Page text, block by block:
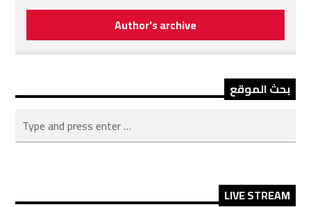
Author's archive
بحث الموقع
LIVE STREAM